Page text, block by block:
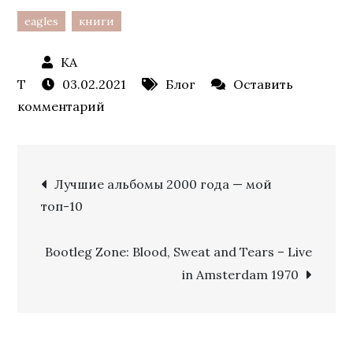
eagles книги
03.02.2021 Блог
Оставить
комментарий
Дона
мемуары
Навигация
по
записям
Лучшие альбомы 2000 года — мой
топ-10
Bootleg Zone: Blood, Sweat and Tears – Live
in Amsterdam 1970